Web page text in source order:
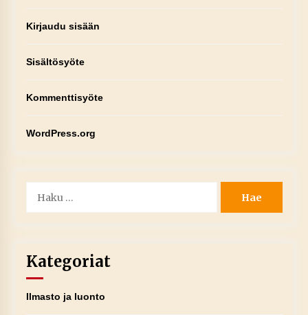
Kirjaudu sisään
Sisältösyöte
Kommenttisyöte
WordPress.org
Kategoriat
Ilmasto ja luonto